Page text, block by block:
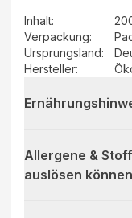
Inhalt:
Verpackung:
Ursprungsland:
Hersteller:
Allergene &
auslösen können